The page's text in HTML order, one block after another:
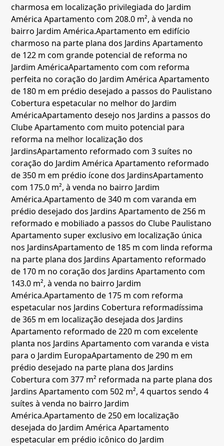
charmosa em localização privilegiada do Jardim
AméricaApartamento com 208.0 m², à venda no
bairro Jardim América.Apartamento em edifício
charmoso na parte plana dos JardinsApartamento
de 122 m com grande potencial de reforma no
Jardim AméricaApartamento com com reforma
perfeita no coração do Jardim AméricaApartamento
de 180 m em prédio desejado a passos do Paulistano
Cobertura espetacular no melhor do Jardim
AméricaApartamento desejo nos Jardins a passos do
ClubeApartamento com muito potencial para
reforma na melhor localização dos
JardinsApartamento reformado com 3 suítes no
coração do Jardim AméricaApartamento reformado
de 350 m em prédio ícone dos JardinsApartamento
com 175.0 m², à venda no bairro Jardim
América.Apartamento de 340 m com varanda em
prédio desejado dos JardinsApartamento de 256 m
reformado e mobiliado a passos do Clube Paulistano
Apartamento super exclusivo em localização única
nos JardinsApartamento de 185 m com linda reforma
na parte plana dos JardinsApartamento reformado
de 170 m no coração dos JardinsApartamento com
143.0 m², à venda no bairro Jardim
América.Apartamento de 175 m com reforma
espetacular nos Jardins Cobertura reformadíssima
de 365 m em localização desejada dos Jardins
Apartamento reformado de 220 m com excelente
planta nos JardinsApartamento com varanda e vista
para o Jardim EuropaApartamento de 290 m em
prédio desejado na parte plana dos Jardins
Cobertura com 377 m² reformada na parte plana dos
JardinsApartamento com 502 m², 4 quartos sendo 4
suítes à venda no bairro Jardim
América.Apartamento de 250 em localização
desejada do Jardim AméricaApartamento
espetacular em prédio icônico do Jardim